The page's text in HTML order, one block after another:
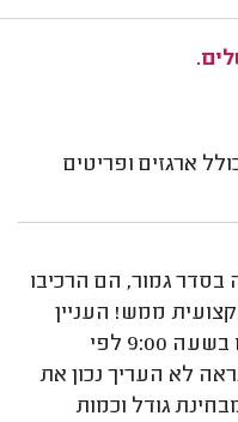
ארגזים ופריטים
גמור, הם הרכיבו
ממש! העניין
היחיד זה שהם הגיעו בשעה 9:00 לפי
לא העריך נכון את
גודל וכמות